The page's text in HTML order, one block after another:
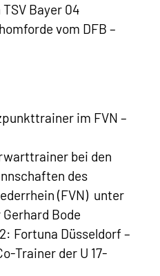
Bayer 04
vom DFB –
im FVN –
bei den
des
(FVN) unter
Bode
Fortuna Düsseldorf –
Trainer der U 17-